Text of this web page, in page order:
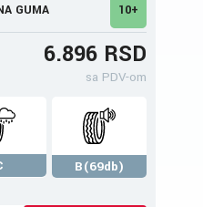
GUMA 10+
6.896 RSD
sa PDV-om
B(69db)